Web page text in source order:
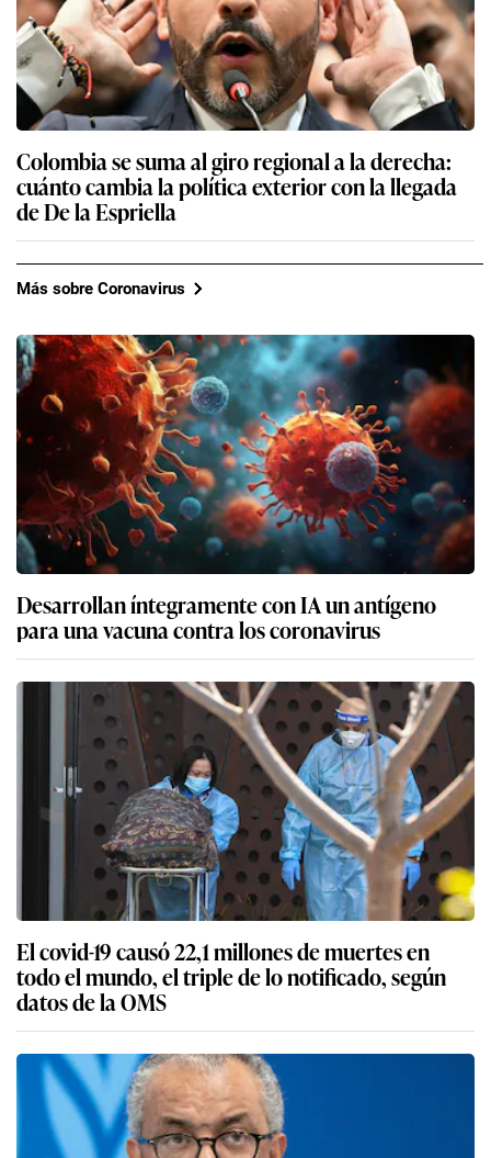
Colombia se suma al giro regional a la derecha:
cuánto cambia la política exterior con la llegada
de De la Espriella
Más sobre Coronavirus
Desarrollan íntegramente con IA un antígeno
para una vacuna contra los coronavirus
El covid-19 causó 22,1 millones de muertes en
todo el mundo, el triple de lo notificado, según
datos de la OMS